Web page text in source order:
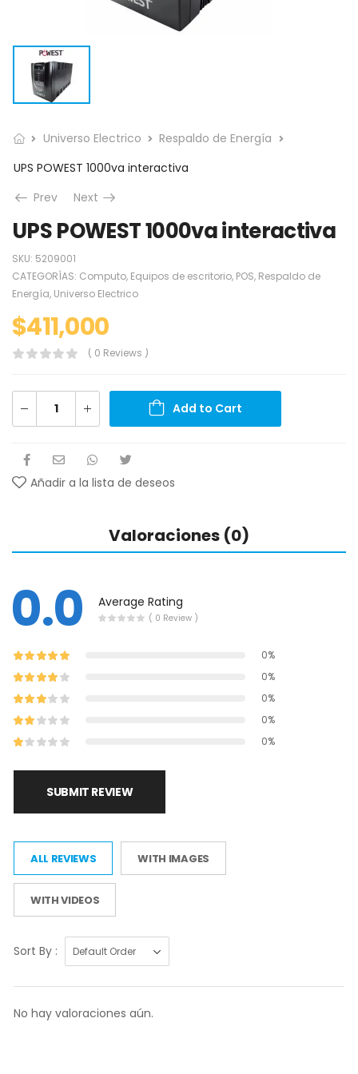
Universo Electrico
Respaldo de Energía
UPS POWEST 1000va interactiva
Prev
Next
UPS POWEST 1000va interactiva
SKU: 5209001
CATEGORÍAS: Computo, Equipos de escritorio, POS, Respaldo de
Energía, Universo Electrico
$411,000
( 0 Reviews )
Add to Cart
Añadir a la lista de deseos
Valoraciones (0)
0.0 Average Rating
( 0 Review )
0%
0%
0%
0%
0%
SUBMIT REVIEW
ALL REVIEWS WITH IMAGES
WITH VIDEOS
Sort By :
No hay valoraciones aún.